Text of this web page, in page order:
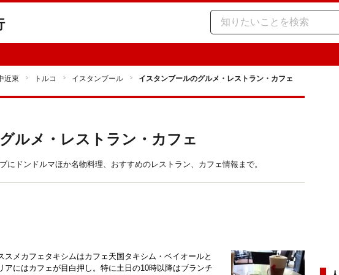
近東 トルコ イスタンブール イスタンブールのグルメ・レストラン・カフェ
ルメ・レストラン・カフェ
にドンドルマほか名物料理、おすすめのレストラン、カフェ情報まで。
スメカフェタキシムはカフェ天国タキシム・ベイオールと
アにはカフェが目白押し。特に土日の10時以降はブランチ